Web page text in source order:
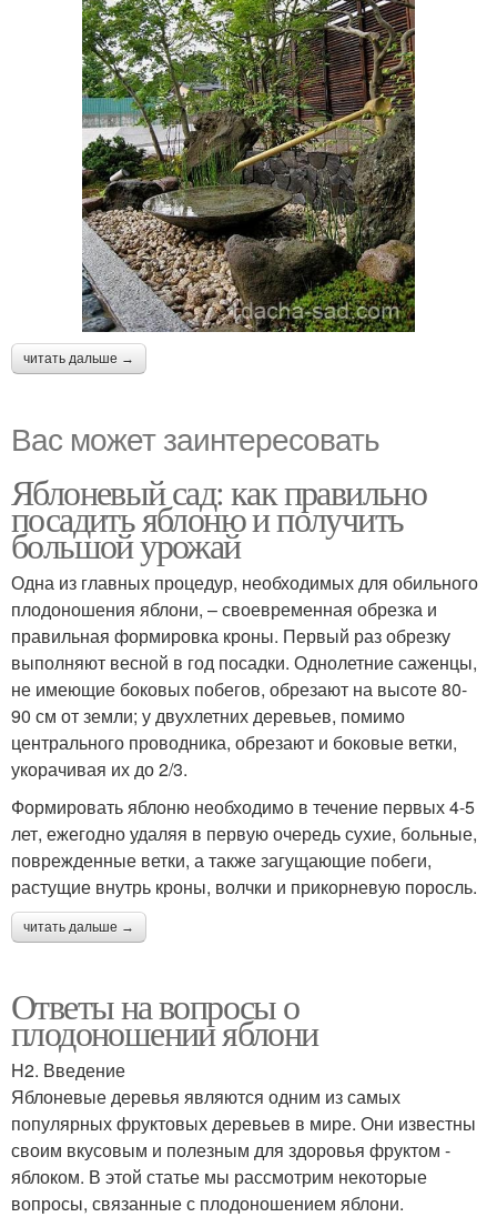
читать дальше →
Вас может заинтересовать
Яблоневый сад: как правильно
посадить яблоню и получить
большой урожай
Одна из главных процедур, необходимых для обильного
плодоношения яблони, – своевременная обрезка и
правильная формировка кроны. Первый раз обрезку
выполняют весной в год посадки. Однолетние саженцы,
не имеющие боковых побегов, обрезают на высоте 80-
90 см от земли; у двухлетних деревьев, помимо
центрального проводника, обрезают и боковые ветки,
укорачивая их до 2/3.
Формировать яблоню необходимо в течение первых 4-5
лет, ежегодно удаляя в первую очередь сухие, больные,
поврежденные ветки, а также загущающие побеги,
растущие внутрь кроны, волчки и прикорневую поросль.
читать дальше →
Ответы на вопросы о
плодоношении яблони
H2. Введение
Яблоневые деревья являются одним из самых
популярных фруктовых деревьев в мире. Они известны
своим вкусовым и полезным для здоровья фруктом -
яблоком. В этой статье мы рассмотрим некоторые
вопросы, связанные с плодоношением яблони.